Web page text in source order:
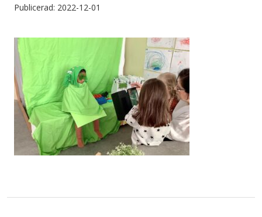
Publicerad: 2022-12-01